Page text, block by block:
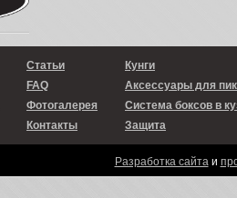
Статьи
FAQ
Фотогалерея
Контакты
Кунги
Аксессуары для
Система боксов в
Защита
Разработка сайтаи